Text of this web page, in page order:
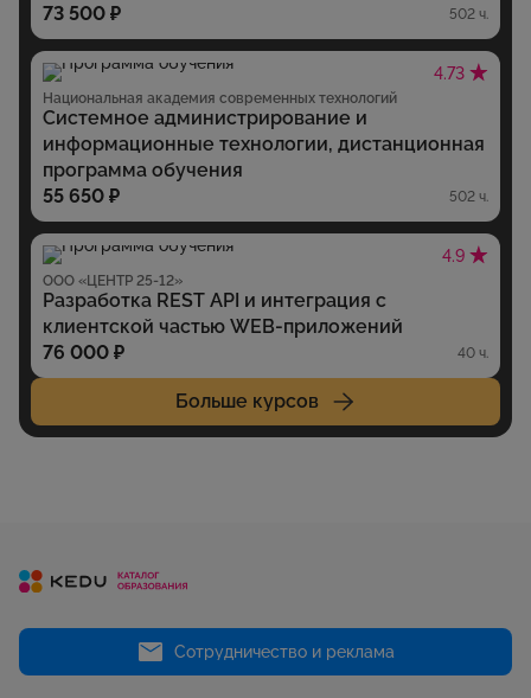
73 500 ₽
502 ч.
4.73
Национальная академия современных технологий
Системное администрирование и
информационные технологии, дистанционная
программа обучения
55 650 ₽
502 ч.
4.9
ООО «ЦЕНТР 25-12»
Разработка REST API и интеграция с
клиентской частью WEB-приложений
76 000 ₽
40 ч.
Больше курсов
Сотрудничество и реклама